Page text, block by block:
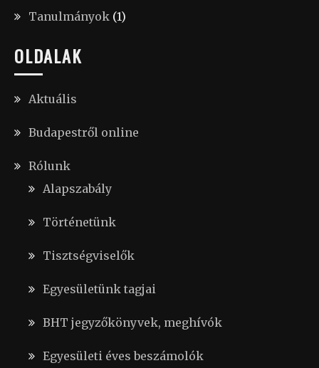
Tanulmányok (1)
OLDALAK
Aktuális
Budapestről online
Rólunk
Alapszabály
Történetünk
Tisztségviselők
Egyesületünk tagjai
BHT jegyzőkönyvek, meghívók
Egyesületi éves beszámolók